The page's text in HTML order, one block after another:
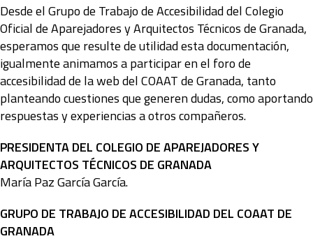
Desde el Grupo de Trabajo de Accesibilidad del Colegio
Oficial de Aparejadores y Arquitectos Técnicos de Granada,
esperamos que resulte de utilidad esta documentación,
igualmente animamos a participar en el foro de
accesibilidad de la web del COAAT de Granada, tanto
planteando cuestiones que generen dudas, como aportando
respuestas y experiencias a otros compañeros.
PRESIDENTA DEL COLEGIO DE APAREJADORES Y
ARQUITECTOS TÉCNICOS DE GRANADA
María Paz García García.
GRUPO DE TRABAJO DE ACCESIBILIDAD DEL COAAT DE
GRANADA